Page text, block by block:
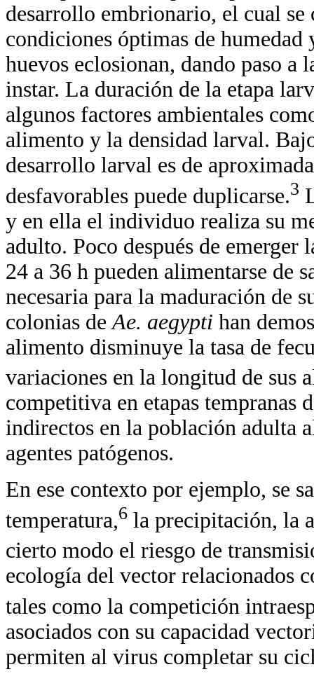
desarrollo embrionario, el cual
condiciones óptimas de
huevos eclosionan, dando paso a
instar. La duración de la etapa
algunos factores ambientales
alimento y la densidad larval.
desarrollo larval es de
desfavorables puede duplicarse.3
y en ella el individuo realiza su
adulto. Poco después de emerger
24 a 36 h pueden alimentarse de
necesaria para la maduración de
colonias de Ae. aegypti han
alimento disminuye la tasa de
variaciones en la longitud de sus
competitiva en etapas tempranas
indirectos en la población adulta
agentes patógenos.
En ese contexto por ejemplo, se
temperatura,6 la precipitación, la
cierto modo el riesgo de
ecología del vector relacionados
tales como la competición
asociados con su capacidad
permiten al virus completar su